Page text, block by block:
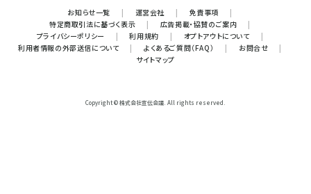
お知らせ一覧 | 運営会社 | 免責事項
|
特定商取引法に基づく表示
| 広告掲載・協賛のご案内
|
プライバシーポリシー
| 利用規約 | オプトアウトについて
|
利用者情報の外部送信について
| よくあるご質問（FAQ） | お問合せ
|
サイトマップ
Copyright © 株式会社宣伝会議. All rights reserved.